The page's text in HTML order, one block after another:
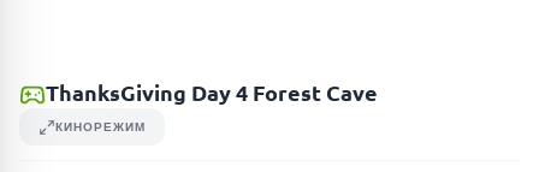
ThanksGiving Day 4 Forest Cave
КИНОРЕЖИМ